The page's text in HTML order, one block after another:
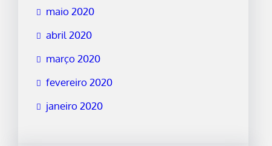
maio 2020
abril 2020
março 2020
fevereiro 2020
janeiro 2020